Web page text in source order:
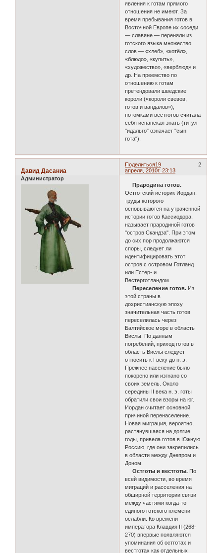
явления к готам прямого
отношения не имеют. За
время пребывания готов в
Восточной Европе их соседи
— славяне — переняли из
готского языка множество
слов — «хлеб», «котёл»,
«блюдо», «купить»,
«художество», «верблюд» и
др. На преемство по
отношению к готам
претендовали шведские
короли («короли свевов,
готов и вандалов»),
потомками вестготов считала
себя испанская знать (титул
"идальго" означает "сын
гота").
Поделиться 2
19
апреля, 2010г. 23:13
Давид Дасаниа
Администратор
Прародина готов.
Остготский историк Иордан,
труды которого
основываются на утраченной
истории готов Кассиодора,
называет прародиной готов
"остров Скандза". При этом
до сих пор продолжаются
споры, следует ли
идентифицировать этот
остров с островом Готланд
или Естер- и
Вестерготландом.
Переселение готов. Из
этой страны в
дохристианскую эпоху
значительная часть готов
переселилась через
Балтийское море в область
Вислы. По данным
погребений, приход готов в
область Вислы следует
относить к I веку до н. э.
Прежнее население было
покорено или изгнано со
своих земель. Около
середины II века н. э. готы
обратили свои взоры на юг.
Иордан считает основной
причиной перенаселение.
Новая миграция, вероятно,
растянувшаяся на долгие
годы, привела готов в Южную
Россию, где они закрепились
в области между Днепром и
Доном.
Остготы и вестготы. По
всей видимости, во время
миграций и расселения на
обширной территории связи
между частями когда-то
единого готского племени
ослабли. Ко времени
императора Клавдия II (268-
270) впервые появляются
упоминания об остготах и
вестготах как отдельных